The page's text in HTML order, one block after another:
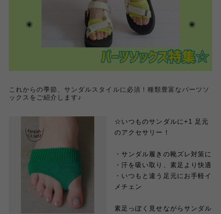
これからの季節、サンダルスタイルに必須！種類豊富なパーツソ
ックスをご紹介します♪
☆いつものサンダルに+1 足元
のアクセサリー！
・サンダル履きの靴ズレ対策に
・汗を吸い取り、素足より快適
・いつもと違う足元にお手軽イ
メチェン
素足っぽく見せながらサンダル